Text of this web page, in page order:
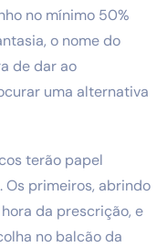
no mínimo 50%
o nome do
de dar ao
uma alternativa
terão papel
primeiros, abrindo
da prescrição, e
no balcão da